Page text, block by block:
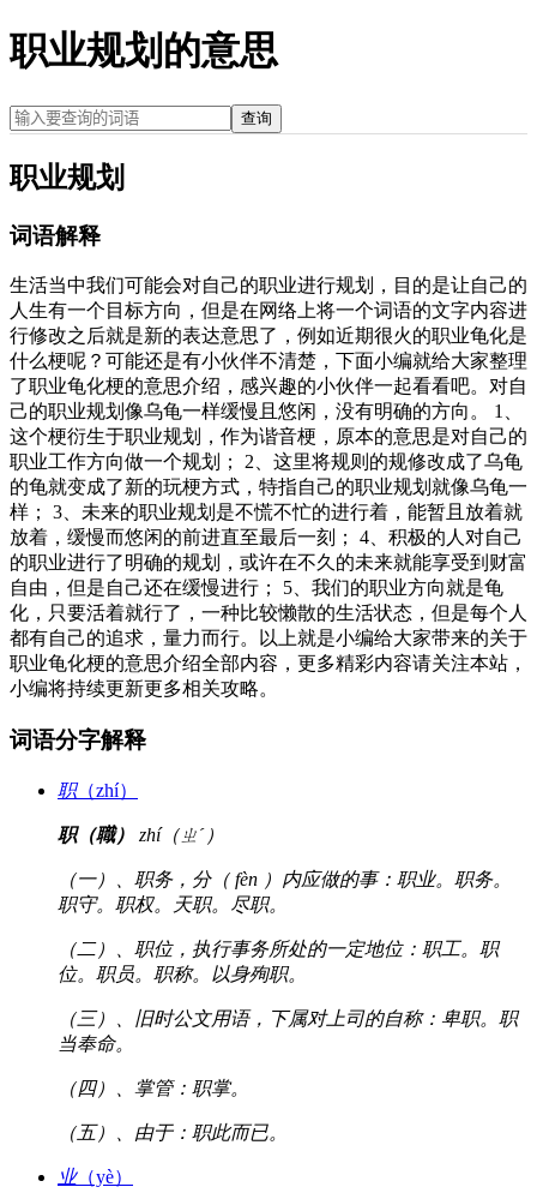
职业规划的意思
查询
职业规划
词语解释
生活当中我们可能会对自己的职业进行规划，目的是让自己的
人生有一个目标方向，但是在网络上将一个词语的文字内容进
行修改之后就是新的表达意思了，例如近期很火的职业龟化是
什么梗呢？可能还是有小伙伴不清楚，下面小编就给大家整理
了职业龟化梗的意思介绍，感兴趣的小伙伴一起看看吧。对自
己的职业规划像乌龟一样缓慢且悠闲，没有明确的方向。 1、
这个梗衍生于职业规划，作为谐音梗，原本的意思是对自己的
职业工作方向做一个规划； 2、这里将规则的规修改成了乌龟
的龟就变成了新的玩梗方式，特指自己的职业规划就像乌龟一
样； 3、未来的职业规划是不慌不忙的进行着，能暂且放着就
放着，缓慢而悠闲的前进直至最后一刻； 4、积极的人对自己
的职业进行了明确的规划，或许在不久的未来就能享受到财富
自由，但是自己还在缓慢进行； 5、我们的职业方向就是龟
化，只要活着就行了，一种比较懒散的生活状态，但是每个人
都有自己的追求，量力而行。以上就是小编给大家带来的关于
职业龟化梗的意思介绍全部内容，更多精彩内容请关注本站，
小编将持续更新更多相关攻略。
词语分字解释
职（zhí）
职（職） zhí（ㄓˊ）
（一）、职务，分（ fèn ）内应做的事：职业。职务。
职守。职权。天职。尽职。
（二）、职位，执行事务所处的一定地位：职工。职
位。职员。职称。以身殉职。
（三）、旧时公文用语，下属对上司的自称：卑职。职
当奉命。
（四）、掌管：职掌。
（五）、由于：职此而已。
业（yè）